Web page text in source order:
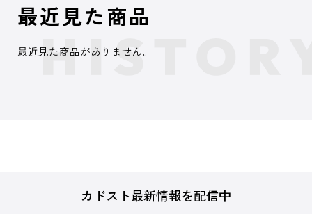
最近見た商品
最近見た商品がありません。
カドスト最新情報を配信中